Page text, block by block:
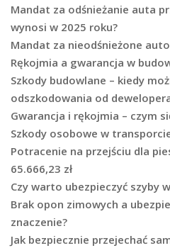
Mandat za odśnieżanie auta
wynosi w 2025 roku?
Mandat za nieodśnieżone
Rękojmia a gwarancja w
Szkody budowlane – kiedy
odszkodowania od
Gwarancja i rękojmia – czym
Szkody osobowe w
Potracenie na przejściu dla
65.666,23 zł
Czy warto ubezpieczyć szyby
Brak opon zimowych a
znaczenie?
Jak bezpiecznie przejechać